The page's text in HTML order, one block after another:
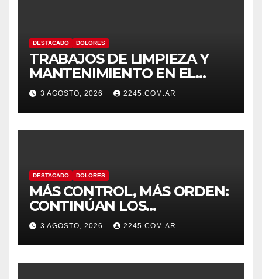
DESTACADO DOLORES
TRABAJOS DE LIMPIEZA Y
MANTENIMIENTO EN EL
CANAL LA PICASA
3 AGOSTO, 2026 2245.COM.AR
DESTACADO DOLORES
MÁS CONTROL, MÁS ORDEN:
CONTINÚAN LOS
OPERATIVOS PREVENTIVOS
DE TRÁNSITO EN DOLORES
3 AGOSTO, 2026 2245.COM.AR